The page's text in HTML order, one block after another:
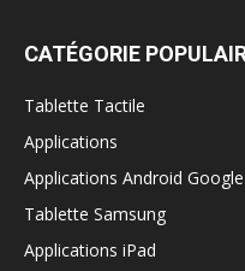
CATÉGORIE
Tablette Tactile
Applications
Applications Android
Tablette Samsung
Applications iPad